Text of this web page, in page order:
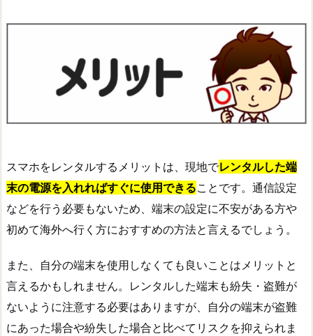
スマホをレンタルするメリットは、現地でレンタルした端
末の電源を入れればすぐに使用できることです。通信設定
などを行う必要もないため、端末の設定に不安がある方や
初めて海外へ行く方におすすめの方法と言えるでしょう。
また、自分の端末を使用しなくても良いことはメリットと
言えるかもしれません。レンタルした端末も紛失・盗難が
ないように注意する必要はありますが、自分の端末が盗難
にあった場合や紛失した場合と比べてリスクを抑えられま